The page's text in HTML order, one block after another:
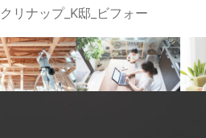
クリナップ_K邸_ビフォー